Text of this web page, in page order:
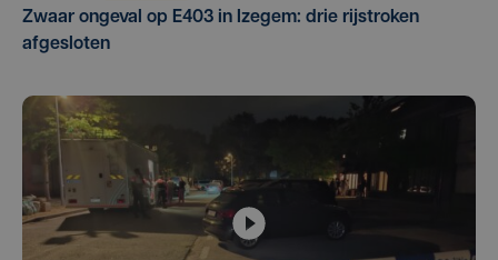
Zwaar ongeval op E403 in Izegem: drie rijstroken
afgesloten